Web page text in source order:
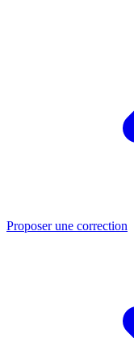
Proposer une correction